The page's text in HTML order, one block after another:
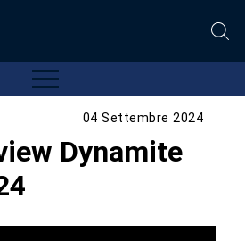
04 Settembre 2024
Dynamite